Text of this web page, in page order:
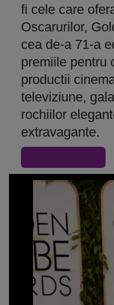
fi cele care
Oscarurilor,
cea de-a 71-a
premiile pentru
productii
televiziune,
rochiilor
extravagante.